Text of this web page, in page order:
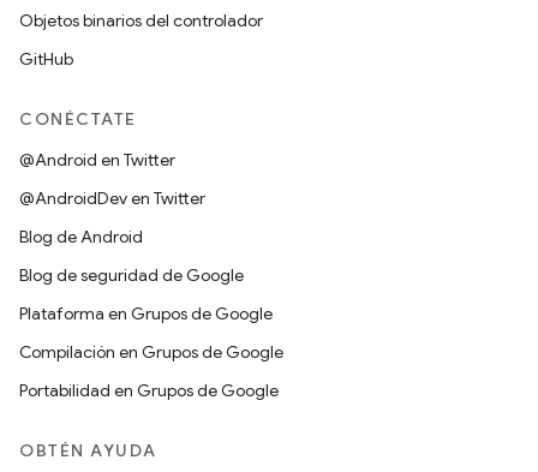
Objetos binarios del controlador
GitHub
CONÉCTATE
@Android en Twitter
@AndroidDev en Twitter
Blog de Android
Blog de seguridad de Google
Plataforma en Grupos de Google
Compilación en Grupos de Google
Portabilidad en Grupos de Google
OBTÉN AYUDA